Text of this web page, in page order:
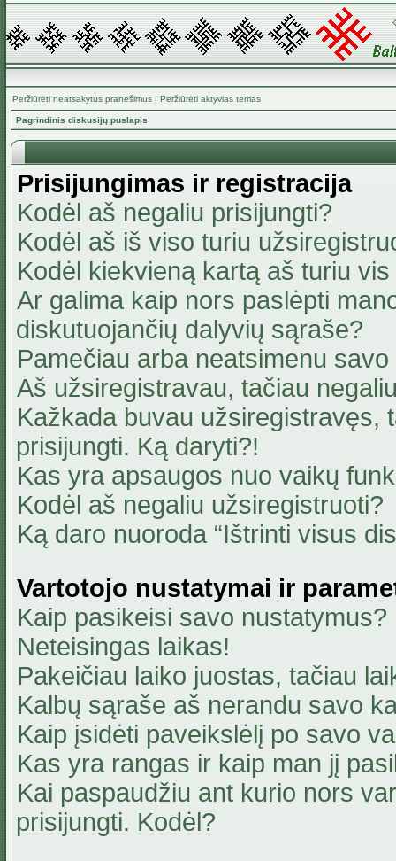
Peržiūrėti neatsakytus pranešimus | Peržiūrėti aktyvias temas
Pagrindinis diskusijų puslapis
Prisijungimas ir registracija
Kodėl aš negaliu prisijungti?
Kodėl aš iš viso turiu
Kodėl kiekvieną kartą aš turiu
Ar galima kaip nors paslėpti
diskutuojančių dalyvių sąraše?
Pamečiau arba neatsimenu
Aš užsiregistravau, tačiau
Kažkada buvau užsiregistravęs,
prisijungti. Ką daryti?!
Kas yra apsaugos nuo vaikų
Kodėl aš negaliu užsiregistruoti?
Ką daro nuoroda “Ištrinti visus
Vartotojo nustatymai ir
Kaip pasikeisi savo nustatymus?
Neteisingas laikas!
Pakeičiau laiko juostas, tačiau
Kalbų sąraše aš nerandu savo
Kaip įsidėti paveikslėlį po savo
Kas yra rangas ir kaip man jį
Kai paspaudžiu ant kurio nors
prisijungti. Kodėl?